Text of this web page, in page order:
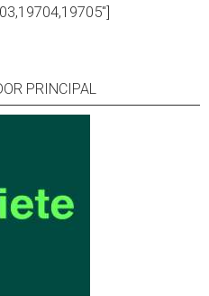
PRINCIPAL